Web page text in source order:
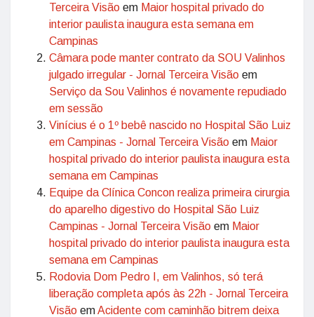
Terceira Visão em Maior hospital privado do
interior paulista inaugura esta semana em
Campinas
Câmara pode manter contrato da SOU Valinhos
julgado irregular - Jornal Terceira Visão em
Serviço da Sou Valinhos é novamente repudiado
em sessão
Vinícius é o 1º bebê nascido no Hospital São Luiz
em Campinas - Jornal Terceira Visão em Maior
hospital privado do interior paulista inaugura esta
semana em Campinas
Equipe da Clínica Concon realiza primeira cirurgia
do aparelho digestivo do Hospital São Luiz
Campinas - Jornal Terceira Visão em Maior
hospital privado do interior paulista inaugura esta
semana em Campinas
Rodovia Dom Pedro I, em Valinhos, só terá
liberação completa após às 22h - Jornal Terceira
Visão emAcidente com caminhão bitrem deixa